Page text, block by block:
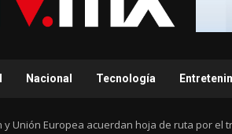
Nacional Tecnología
y Unión Europea acuerdan hoja de ruta por el